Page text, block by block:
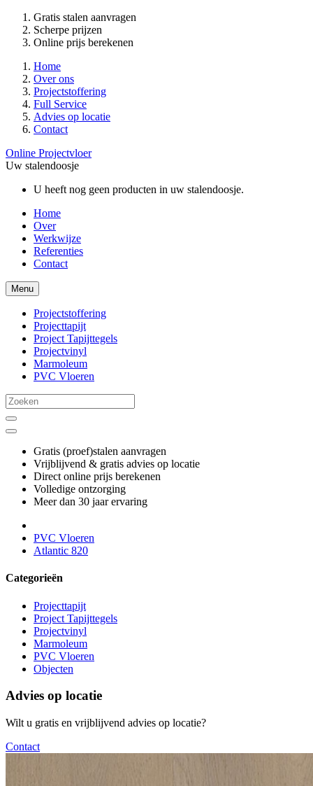
Gratis stalen aanvragen
Scherpe prijzen
Online prijs berekenen
Home
Over ons
Projectstoffering
Full Service
Advies op locatie
Contact
Online Projectvloer
Uw stalendoosje
U heeft nog geen producten in uw stalendoosje.
Home
Over
Werkwijze
Referenties
Contact
Menu
Projectstoffering
Projecttapijt
Project Tapijttegels
Projectvinyl
Marmoleum
PVC Vloeren
Gratis (proef)stalen aanvragen
Vrijblijvend & gratis advies op locatie
Direct online prijs berekenen
Volledige ontzorging
Meer dan 30 jaar ervaring
PVC Vloeren
Atlantic 820
Categorieën
Projecttapijt
Project Tapijttegels
Projectvinyl
Marmoleum
PVC Vloeren
Objecten
Advies op locatie
Wilt u gratis en vrijblijvend advies op locatie?
Contact